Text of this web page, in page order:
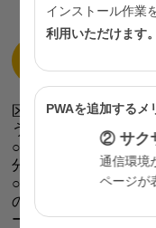
図参照）
区市町村の実態把握
う、区市町村ごとの
○ 男女別、年齢２階
分けで表示（報告書
○ 「主観的健康感と
のための取組の実践
ーダーチャートで表
インストール作業
利用いただけます。
PWAを追加するメ
② サクサク
通信環境が悪く
ページが表示